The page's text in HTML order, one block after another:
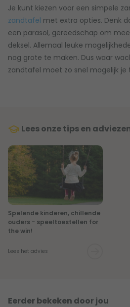
Je kunt kiezen voor een simpele
zandtafel met extra opties. Denk
een parasol, gereedschap om
deksel. Allemaal leuke
nog grote te maken. Dus waar
zandtafel moet zo snel mogelijk je
Lees onze tips en
Spelende kinderen, chillende
ouders - speeltoestellen for
the win!
Lees het advies
Eerder bekeken door jou